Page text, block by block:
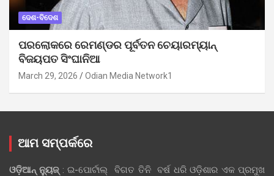
ଦେଶ-ବିଦେଶ
ପରଲୋକରେ ରେମଣ୍ଡର ପୂର୍ବତନ ଚେୟାରମ୍ୟାନ୍
ବିଜୟପତ ସିଂଘାନିଆ
March 29, 2026 Odian Media Network1
ଆମ ସମ୍ପର୍କରେ
ଓଡ଼ିଆନ୍‍ ନ୍ୟୁଜ୍‍: ଇ-ପୋର୍ଟାଲ୍ ବିଗତ ତିନି ବର୍ଷ ଧରି ଓଡ଼ିଶାର ଏକ ପ୍ରମୁଖ